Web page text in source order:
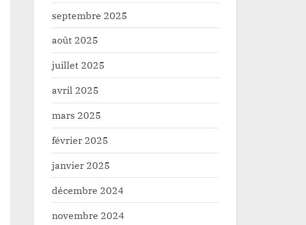
septembre 2025
août 2025
juillet 2025
avril 2025
mars 2025
février 2025
janvier 2025
décembre 2024
novembre 2024